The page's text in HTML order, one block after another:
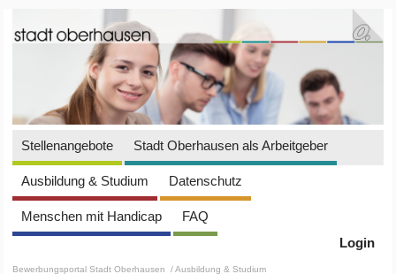
Stellenangebote Stadt Oberhausen als Arbeitgeber
Ausbildung & Studium Datenschutz
Menschen mit Handicap
FAQ
Login
Bewerbungsportal Stadt Oberhausen / Ausbildung & Studium